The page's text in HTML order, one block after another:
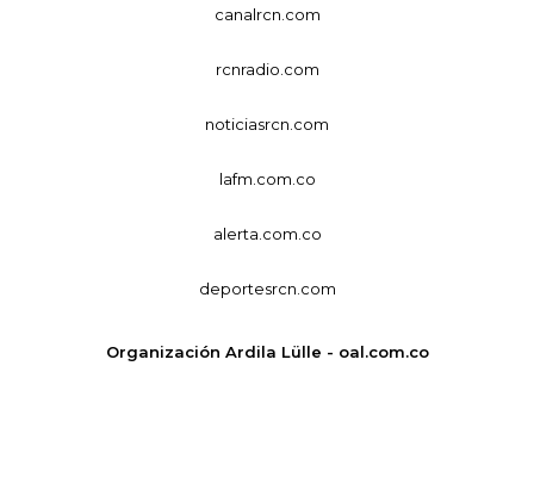
canalrcn.com
rcnradio.com
noticiasrcn.com
lafm.com.co
alerta.com.co
deportesrcn.com
Organización Ardila Lülle - oal.com.co